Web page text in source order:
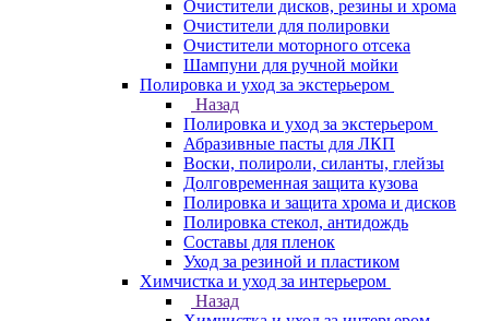
Очистители дисков, резины и хрома
Очистители для полировки
Очистители моторного отсека
Шампуни для ручной мойки
Полировка и уход за экстерьером
Назад
Полировка и уход за экстерьером
Абразивные пасты для ЛКП
Воски, полироли, силанты, глейзы
Долговременная защита кузова
Полировка и защита хрома и дисков
Полировка стекол, антидождь
Составы для пленок
Уход за резиной и пластиком
Химчистка и уход за интерьером
Назад